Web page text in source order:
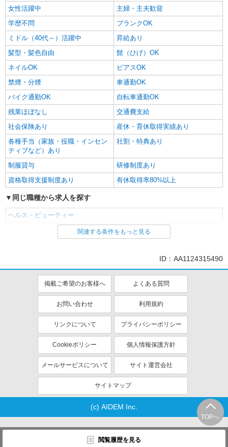
TOPへ
女性活躍中
主婦・主夫歓迎
学歴不問
ブランクOK
ミドル（40代～）活躍中
昇給あり
髪型・髪色自由
髭（ひげ）OK
ネイルOK
ピアスOK
禁煙・分煙
車通勤OK
バイク通勤OK
自転車通勤OK
残業ほぼなし
交通費支給
社会保険あり
産休・育休取得実績あり
各種手当（家族・役職・インセン
ティブなど）あり
社割・特典あり
制服貸与
研修制度あり
資格取得支援制度あり
有休取得率80%以上
同じ職種から求人を探す
ヘルス・ビューティー
同じ特徴から求人を探す
産休・育休取得実績あり
関連する条件をもっと見る
閲覧履歴を見る
ID：AA1124315490
掲載ご希望のお客様へ よくある質問
お問い合わせ 利用規約
リンクについて プライバシーポリシー
Cookieポリシー 個人情報保護方針
メールサービスについて サイト運営会社
サイトマップ
(c) AIDEM Inc.